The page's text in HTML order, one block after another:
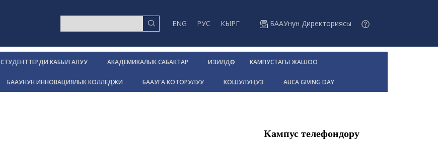
ENG РУС КЫРГ БААУнун Директориясы
СТУДЕНТТЕРДИ КАБЫЛ АЛУУ АКАДЕМИКАЛЫК САБАКТАР ИЗИЛДӨӨ КАМПУСТАГЫ ЖАШОО
БААУНУН ИННОВАЦИЯЛЫК КОЛЛЕДЖИ БААУГА КОТОРУЛУУ КОШУЛУҢУЗ AUCA GIVING DAY
Кампус телефондору